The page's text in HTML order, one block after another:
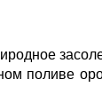
поливе